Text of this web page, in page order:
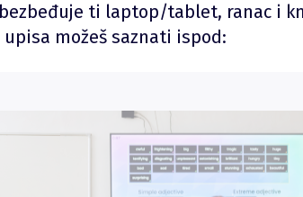
ti laptop/tablet, ranac i
možeš saznati ispod: